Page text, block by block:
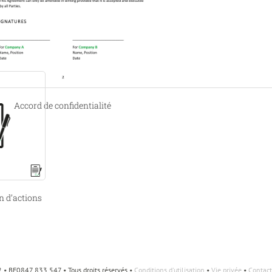
Accord de confidentialité
de commerce)
d’actions
BE0847.833.547 • Tous droits réservés • Conditions d'utilisation • Vie privée•